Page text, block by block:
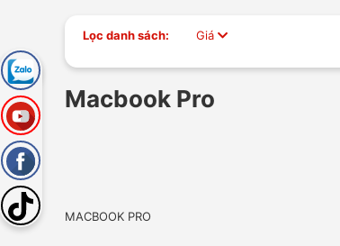
Lọc danh sách: Giá
Macbook Pro
MACBOOK PRO